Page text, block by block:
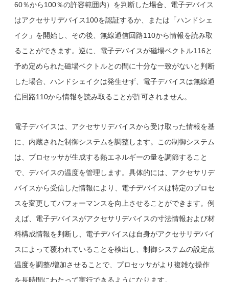
60％から100％の許容範囲内）を判断した場合、電子デバイス
はアクセサリデバイス100を認証するか、または「ハンドシェ
イク」を開始し、その後、無線通信回路110から情報を読み取
ることができます。逆に、電子デバイスが磁場ベクトル116と
予め定められた磁場ベクトルとの間に十分な一致がないと判断
した場合、ハンドシェイクは発生せず、電子デバイスは無線通
信回路110から情報を読み取ることが許可されません。
電子デバイスは、アクセサリデバイスから受け取った情報を基
に、内蔵された制御システムを調整します。この制御システム
は、プロセッサが生成する熱エネルギーの量を調節すること
で、デバイスの温度を管理します。具体的には、アクセサリデ
バイスから受信した情報により、電子デバイスは特定のプロセ
スを変更してパフォーマンスを向上させることができます。例
えば、電子デバイスがアクセサリデバイスの寸法情報および材
料構成情報を判断し、電子デバイスは自身がアクセサリデバイ
スによって覆われていることを検出し、制御システムの設定点
温度を調整/増加させることで、プロセッサがより複雑な操作
を長時間にわたって実行できるようになります。